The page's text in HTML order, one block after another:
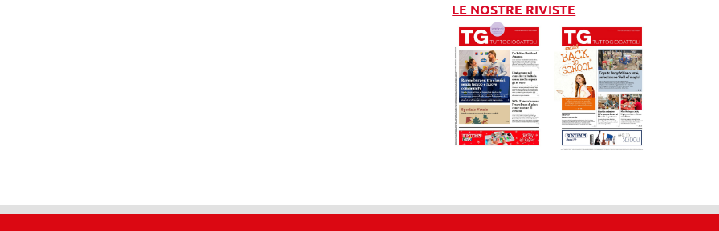
LE NOSTRE RIVISTE